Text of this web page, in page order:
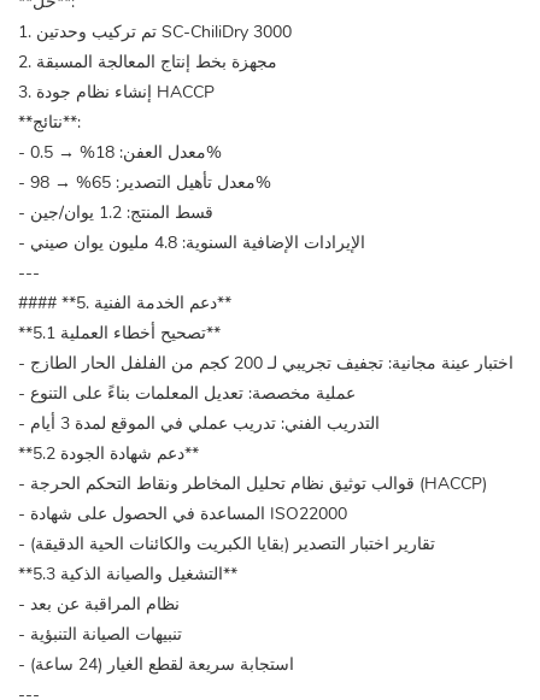
1. تم تركيب وحدتين SC-ChiliDry 3000
2. مجهزة بخط إنتاج المعالجة المسبقة
3. إنشاء نظام جودة HACCP
**نتائج**:
- معدل العفن: 18% → 0.5%
- معدل تأهيل التصدير: 65% → 98%
- قسط المنتج: 1.2 يوان/جين
- الإيرادات الإضافية السنوية: 4.8 مليون يوان صيني
---
#### **5. دعم الخدمة الفنية**
**5.1 تصحيح أخطاء العملية**
- اختبار عينة مجانية: تجفيف تجريبي لـ 200 كجم من الفلفل الحار الطازج
- عملية مخصصة: تعديل المعلمات بناءً على التنوع
- التدريب الفني: تدريب عملي في الموقع لمدة 3 أيام
**5.2 دعم شهادة الجودة**
- قوالب توثيق نظام تحليل المخاطر ونقاط التحكم الحرجة (HACCP)
- المساعدة في الحصول على شهادة ISO22000
- تقارير اختبار التصدير (بقايا الكبريت والكائنات الحية الدقيقة)
**5.3 التشغيل والصيانة الذكية**
- نظام المراقبة عن بعد
- تنبيهات الصيانة التنبؤية
- استجابة سريعة لقطع الغيار (24 ساعة)
---